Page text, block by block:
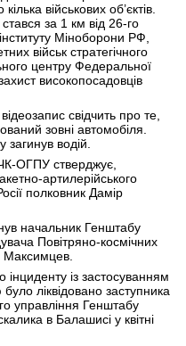
військових об’єктів.
за 1 км від 26-го
Міноборони РФ,
військ стратегічного
центру Федеральної
високопосадовців
свідчить про те,
зовні автомобіля.
загинув водій.
ОГПУ стверджує,
артилерійського
полковник Дамір
начальник Генштабу
Повітряно-космічних
Максимцев.
із застосуванням
ліквідовано заступника
управління Генштабу
в Балашисі у квітні